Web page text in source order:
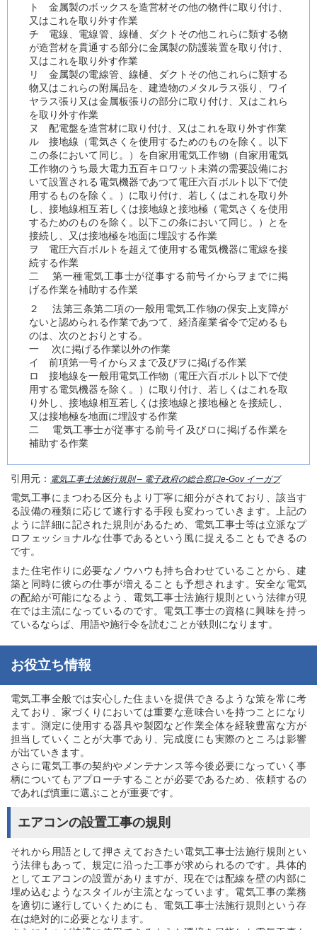
ト 金属製のボックスを造営材その他の物件に取り付け、
又はこれを取り外す作業
チ 電線、電線管、線樋、ダクトその他これらに類する物
が造営材を貫通する部分に金属製の防護装置を取り付け、
又はこれを取り外す作業
リ 金属製の電線管、線樋、ダクトその他これらに類する
物又はこれらの附属品を、建造物のメタルラス張り、ワイ
ヤラス張り又は金属板張りの部分に取り付け、又はこれら
を取り外す作業
ヌ 配電盤を造営材に取り付け、又はこれを取り外す作業
ル 接地線（電気さくを使用するためのものを除く。以下
この条において同じ。）を自家用電気工作物（自家用電気
工作物のうち最大電力五百キロワット未満の需要設備にお
いて設置される電気機器であつて電圧六百ボルト以下で使
用するものを除く。）に取り付け、若しくはこれを取り外
し、接地線相互若しくは接地線と接地極（電気さくを使用
するためのものを除く。以下この条において同じ。）とを
接続し、又は接地極を地面に埋設する作業
ヲ 電圧六百ボルトを超えて使用する電気機器に電線を接
続する作業
二 第一種電気工事士が従事する前号イからヲまでに掲
げる作業を補助する作業
２ 法第三条第二項の一般用電気工作物の保安上支障が
ないと認められる作業であつて、経済産業省令で定めるも
のは、次のとおりとする。
一 次に掲げる作業以外の作業
イ 前項第一号イからヌまで及びヲに掲げる作業
ロ 接地線を一般用電気工作物（電圧六百ボルト以下で使
用する電気機器を除く。）に取り付け、若しくはこれを取
り外し、接地線相互若しくは接地線と接地極とを接続し、
又は接地極を地面に埋設する作業
二 電気工事士が従事する前号イ及びロに掲げる作業を
補助する作業
引用元： 電気工事士法施行規則 – 電子政府の総合窓口e-Gov イーガブ
電気工事にまつわる区分もより丁寧に細分がされており、該当す
る設備の種類に応じて遂行する手段も変わっていきます。上記の
ように詳細に記された規則があるため、電気工事士等は立派なプ
ロフェッショナルな仕事であるという風に捉えることもできるの
です。
また住宅作りに必要なノウハウも持ち合わせていることから、建
築と同時に彼らの仕事が増えることも予想されます。安全な電気
の配給が可能になるよう、電気工事士法施行規則という法律が現
在では主流になっているのです。電気工事士の資格に興味を持っ
ているならば、用語や施行令を読むことが鉄則になります。
お役立ち情報
電気工事全般では安心した住まいを提供できるような策を常に考
えており、家づくりにおいては重要な意味合いを持つことになり
ます。測定に使用する器具や製図など作業全体を経験豊富な方が
担当していくことが大事であり、完成度にも実際のところは影響
が出ていきます。
さらに電気工事の契約やメンテナンス等今後必要になっていく事
柄についてもアプローチすることが必要であるため、依頼するの
であれば慎重に選ぶことが重要です。
エアコンの設置工事の規則
それから用語として押さえておきたい電気工事士法施行規則とい
う法律もあって、規定に沿った工事が求められるのです。具体的
としてエアコンの設置がありますが、現在では配線を壁の内部に
埋め込むようなスタイルが主流となっています。電気工事の業務
を適切に遂行していくためにも、電気工事士法施行規則という存
在は絶対的に必要となります。